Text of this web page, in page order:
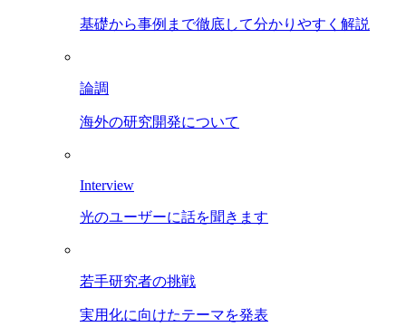
基礎から事例まで徹底して分かりやすく解説
論調
海外の研究開発について
Interview
光のユーザーに話を聞きます
若手研究者の挑戦
実用化に向けたテーマを発表